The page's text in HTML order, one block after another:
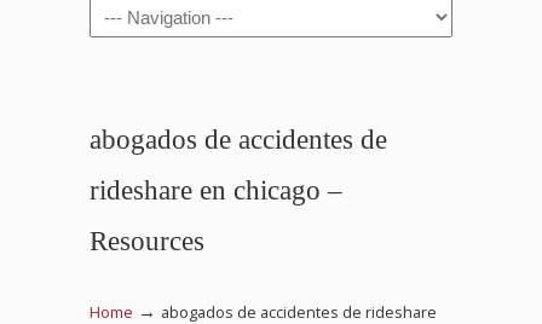
Navigation
abogados de accidentes de
rideshare en chicago –
Resources
Home → abogados de accidentes de rideshare